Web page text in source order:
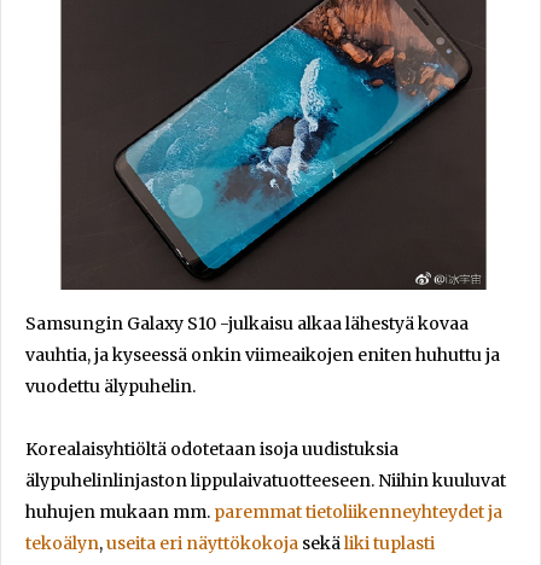
Samsungin Galaxy S10 -julkaisu alkaa lähestyä kovaa
vauhtia, ja kyseessä onkin viimeaikojen eniten huhuttu ja
vuodettu älypuhelin.
Korealaisyhtiöltä odotetaan isoja uudistuksia
älypuhelinlinjaston lippulaivatuotteeseen. Niihin kuuluvat
huhujen mukaan mm. paremmat tietoliikenneyhteydet ja
tekoälyn,useita eri näyttökokoja sekäliki tuplasti